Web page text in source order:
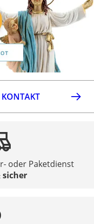
oder Paketdienst
sicher